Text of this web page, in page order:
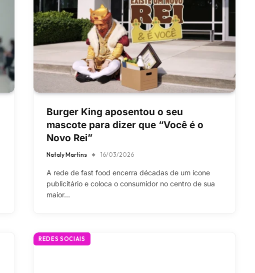
Burger King aposentou o seu
mascote para dizer que “Você é o
Novo Rei”
Nataly Martins 16/03/2026
A rede de fast food encerra décadas de um ícone
publicitário e coloca o consumidor no centro de sua
maior…
REDES SOCIAIS